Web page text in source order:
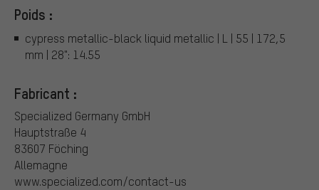
Poids :
cypress metallic-black liquid metallic | L | 55 | 172,5
mm | 28": 14.55
Fabricant :
Specialized Germany GmbH
Hauptstraße 4
83607 Föching
Allemagne
www.specialized.com/contact-us